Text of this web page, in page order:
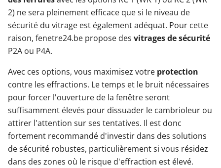
2) ne sera pleinement efficace que si le niveau de
sécurité du vitrage est également adéquat. Pour cette
raison, fenetre24.be propose des vitrages de sécurité
P2A ou P4A.
Avec ces options, vous maximisez votre protection
contre les effractions. Le temps et le bruit nécessaires
pour forcer l'ouverture de la fenêtre seront
suffisamment élevés pour dissuader le cambrioleur ou
attirer l'attention sur ses tentatives. Il est donc
fortement recommandé d'investir dans des solutions
de sécurité robustes, particulièrement si vous résidez
dans des zones où le risque d'effraction est élevé.